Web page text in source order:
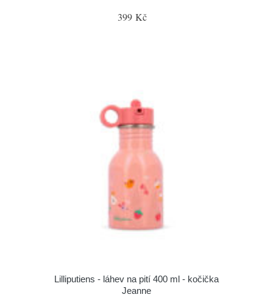
399 Kč
Lilliputiens - láhev na pití 400 ml - kočička
Jeanne